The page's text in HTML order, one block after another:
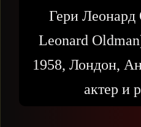
Гери
Leonard
1958, Лондон,
актер и